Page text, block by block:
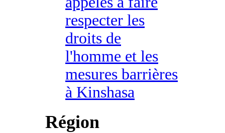
respecter les
droits de
l'homme et les
mesures barrières
à Kinshasa
Région